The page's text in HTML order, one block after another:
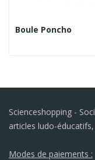
Boule Poncho
Scienceshopping -
articles ludo-
Modes de paiements :